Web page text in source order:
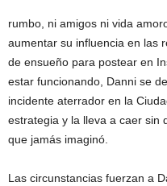
rumbo, ni amigos ni vida
aumentar su influencia en las
de ensueño para postear en
estar funcionando, Danni se
incidente aterrador en la
estrategia y la lleva a caer sin
que jamás imaginó.
Las circunstancias fuerzan a